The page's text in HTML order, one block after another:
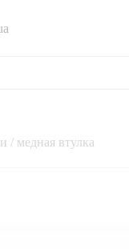
/ медная втулка